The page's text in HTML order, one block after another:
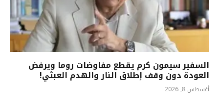
السفير سيمون كرم يقطع مفاوضات روما ويرفض
العودة دون وقف إطلاق النار والهدم العبثي!
أغسطس 8, 2026